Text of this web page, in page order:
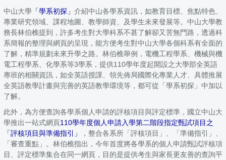
中山大學 「學系初探」 介紹中山各學系資訊，如教育目標、焦點特色、
專業研究領域、課程地圖、教學師資、及學生未來發展等。中山大學教
務長林伯樵提到，許多考生對大學科系不甚了解卻又苦無門路，透過科
系簡報的整理與網頁的呈現，能方便考生對中山大學各個科系有全面的
了解，精準規劃未來升學之路。林伯樵舉例，電機工程學系、機械與機
電工程學系、化學系等3學系，提供110學年度起開設之大學部全英語
專班的相關資訊，如全英語授課、領先佈局國際化專業人才、具體推展
全英語教學計畫與完善的英語教學環境等，都可從「學系初探」中加以
了解。
此外，為方便查詢各學系個人申請的評核項目與評定標準，國立中山大
學推出一站式網頁110學年度個人申請入學第二階段指定甄試項目之
「評核項目與準備指引」
，整合各系所「評核項目」、「準備指引」、
「審查重點」。林伯樵指出，今年首度將各學系的個人申請甄試評核項
目、評定標準集合在同一網頁，目的是提供考生與家長更友善的查詢平